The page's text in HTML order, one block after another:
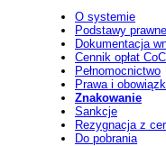
O systemie
Podstawy
Dokumentacja
Cennik opłat CoC
Pełnomocnictwo
Prawa i
Znakowanie
Sankcje
Rezygnacja z
Do pobrania